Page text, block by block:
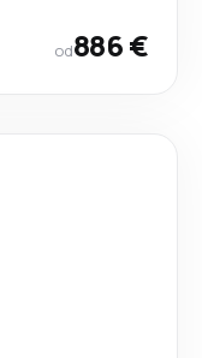
od886 €